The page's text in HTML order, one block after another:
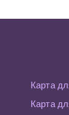
Карта
Карта